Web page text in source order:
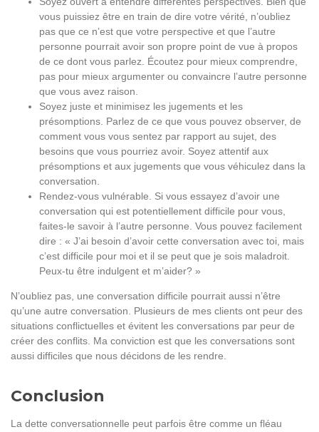
vous puissiez être en train de dire votre vérité, n’oubliez
pas que ce n’est que votre perspective et que l’autre
personne pourrait avoir son propre point de vue à propos
de ce dont vous parlez. Écoutez pour mieux comprendre,
pas pour mieux argumenter ou convaincre l’autre personne
que vous avez raison.
Soyez juste et minimisez les jugements et les
présomptions. Parlez de ce que vous pouvez observer, de
comment vous vous sentez par rapport au sujet, des
besoins que vous pourriez avoir. Soyez attentif aux
présomptions et aux jugements que vous véhiculez dans la
conversation.
Rendez-vous vulnérable. Si vous essayez d’avoir une
conversation qui est potentiellement difficile pour vous,
faites-le savoir à l’autre personne. Vous pouvez facilement
dire : « J’ai besoin d’avoir cette conversation avec toi, mais
c’est difficile pour moi et il se peut que je sois maladroit.
Peux-tu être indulgent et m’aider? »
N’oubliez pas, une conversation difficile pourrait aussi n’être
qu’une autre conversation. Plusieurs de mes clients ont peur des
situations conflictuelles et évitent les conversations par peur de
créer des conflits. Ma conviction est que les conversations sont
aussi difficiles que nous décidons de les rendre.
Conclusion
La dette conversationnelle peut parfois être comme un fléau